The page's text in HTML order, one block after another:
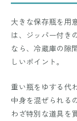
大きな保存瓶を用
は、ジッパー付き
なら、冷蔵庫の隙
しいポイント。
重い瓶をゆする代
中身を混ぜられる
わざ特別な道具を